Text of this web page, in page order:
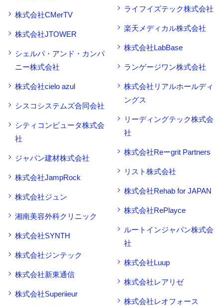
株式会社CMerTV
株式会社JTOWER
シェルパ・アンド・カンパ
ニー株式会社
株式会社cielo azul
シスコシステムズ合同会社
シティコンピュータ株式会
社
ジャパン建材株式会社
株式会社JampRock
株式会社ジュン
湘南美容外科クリニック
株式会社SYNTH
株式会社ジンテック
株式会社新東通信
株式会社Superiieur
ライフイズテック株式会社
楽天メディカル株式会社
株式会社LabBase
ランゲージワン株式会社
株式会社リアルホールディ
ングス
リーディングテック株式会
社
株式会社Reーgrit Partners
リスト株式会社
株式会社Rehab for JAPAN
株式会社RePlayce
ルートインジャパン株式会
社
株式会社Luup
株式会社レアリゼ
株式会社レオフォース